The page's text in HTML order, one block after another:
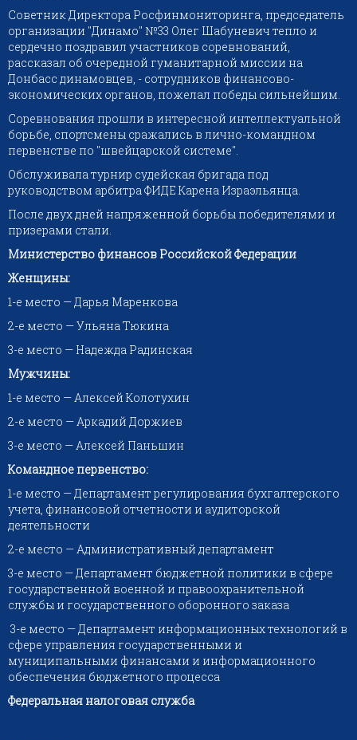
Советник Директора Росфинмониторинга, председатель
организации "Динамо" №33 Олег Шабуневич тепло и
сердечно поздравил участников соревнований,
рассказал об очередной гуманитарной миссии на
Донбасс динамовцев, - сотрудников финансово-
экономических органов, пожелал победы сильнейшим.
Соревнования прошли в интересной интеллектуальной
борьбе, спортсмены сражались в лично-командном
первенстве по "швейцарской системе".
Обслуживала турнир судейская бригада под
руководством арбитра ФИДЕ Карена Израэльянца.
После двух дней напряженной борьбы победителями и
призерами стали.
Министерство финансов Российской Федерации
Женщины:
1-е место — Дарья Маренкова
2-е место — Ульяна Тюкина
3-е место — Надежда Радинская
Мужчины:
1-е место — Алексей Колотухин
2-е место — Аркадий Доржиев
3-е место — Алексей Паньшин
Командное первенство:
1-е место — Департамент регулирования бухгалтерского
учета, финансовой отчетности и аудиторской
деятельности
2-е место — Административный департамент
3-е место — Департамент бюджетной политики в сфере
государственной военной и правоохранительной
службы и государственного оборонного заказа
3-е место — Департамент информационных технологий в
сфере управления государственными и
муниципальными финансами и информационного
обеспечения бюджетного процесса
Федеральная налоговая служба